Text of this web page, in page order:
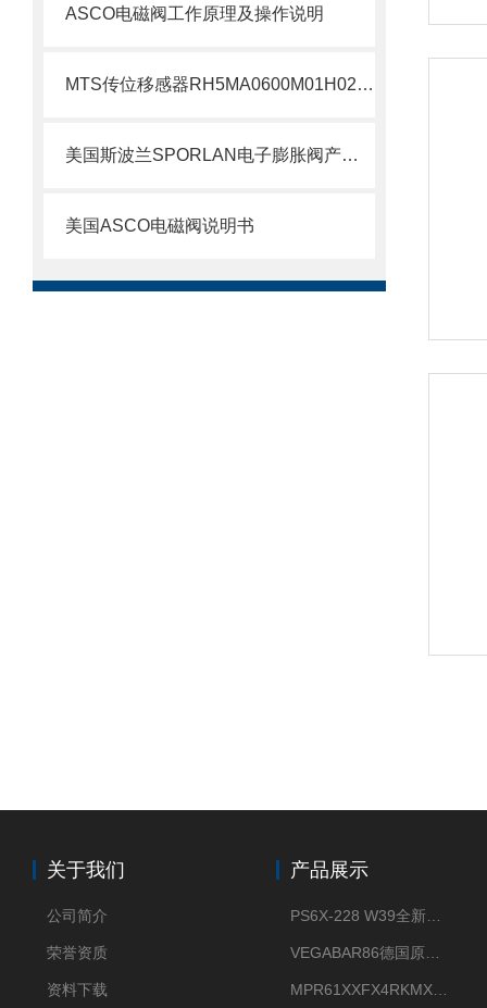
ASCO电磁阀工作原理及操作说明
MTS传位移感器RH5MA0600M01H021S1011G8现货支持
美国斯波兰SPORLAN电子膨胀阀产品特点
美国ASCO电磁阀说明书
关于我们
公司简介
荣誉资质
资料下载
产品展示